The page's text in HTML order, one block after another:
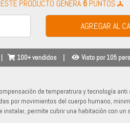
PRODUCTO GENERA 6 PUNTOS
AGREGAR AL
100+ vendidos Visto por 105
de temperatrura y tecnología
por movimientos del cuerpo humano,
permite cubrir una habitación con un